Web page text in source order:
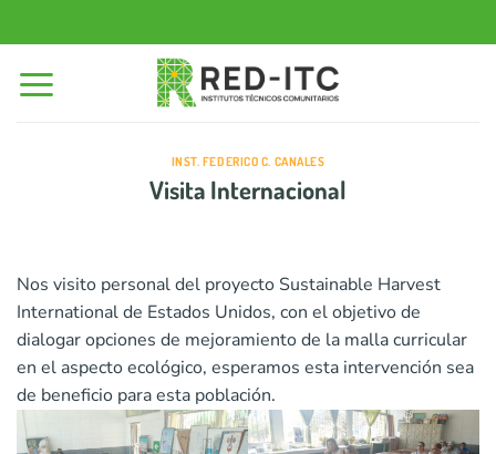
al
contenido
INST. FEDERICO C. CANALES
Visita Internacional
Nos visito personal del proyecto Sustainable Harvest
International de Estados Unidos, con el objetivo de
dialogar opciones de mejoramiento de la malla curricular
en el aspecto ecológico, esperamos esta intervención sea
de beneficio para esta población.